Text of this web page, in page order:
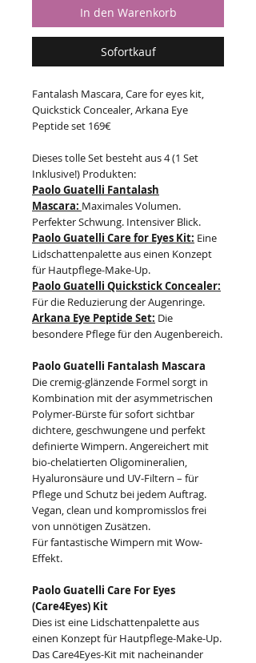
In den Warenkorb
Sofortkauf
Fantalash Mascara, Care for eyes kit,
Quickstick Concealer, Arkana Eye
Peptide set 169€
Dieses tolle Set besteht aus 4 (1 Set
Inklusive!) Produkten:
Paolo Guatelli Fantalash
Mascara: Maximales Volumen.
Perfekter Schwung. Intensiver Blick.
Paolo Guatelli Care for Eyes Kit: Eine
Lidschattenpalette aus einen Konzept
für Hautpflege-Make-Up.
Paolo Guatelli Quickstick Concealer:
Für die Reduzierung der Augenringe.
Arkana Eye Peptide Set: Die
besondere Pflege für den Augenbereich.
Paolo Guatelli Fantalash Mascara
Die cremig-glänzende Formel sorgt in
Kombination mit der asymmetrischen
Polymer-Bürste für sofort sichtbar
dichtere, geschwungene und perfekt
definierte Wimpern. Angereichert mit
bio-chelatierten Oligomineralien,
Hyaluronsäure und UV-Filtern – für
Pflege und Schutz bei jedem Auftrag.
Vegan, clean und kompromisslos frei
von unnötigen Zusätzen.
Für fantastische Wimpern mit Wow-
Effekt.
Paolo Guatelli Care For Eyes
(Care4Eyes) Kit
Dies ist eine Lidschattenpalette aus
einen Konzept für Hautpflege-Make-Up.
Das Care4Eyes-Kit mit nacheinander